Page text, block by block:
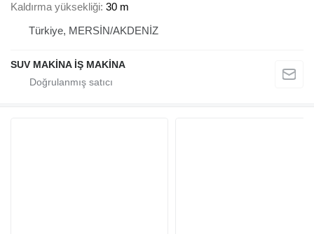
Kaldırma yüksekliği 30 m
Türkiye, MERSİN/AKDENİZ
SUV MAKİNA İŞ MAKİNA